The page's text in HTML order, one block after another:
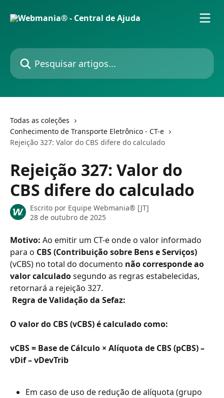
Pesquisar artigos...
Todas as coleções
Conhecimento de Transporte Eletrônico - CT-e
Rejeição 327: Valor do CBS difere do calculado
Rejeição 327: Valor do
CBS difere do calculado
Escrito por Equipe Webmania® [JT]
28 de outubro de 2025
Motivo: Ao emitir um CT-e onde o valor informado
para o CBS (Contribuição sobre Bens e Serviços)
(vCBS) no total do documento não corresponde ao
valor calculado segundo as regras estabelecidas,
retornará a rejeição 327.
Regra de Validação da Sefaz:
O valor do CBS (vCBS) é calculado como:
vCBS = Base de Cálculo × Alíquota de CBS (pCBS) –
vDif – vDevTrib
Em caso de uso de redução de alíquota (grupo